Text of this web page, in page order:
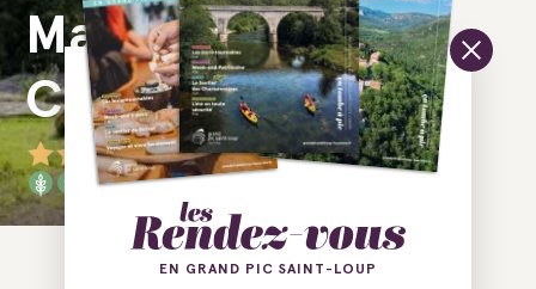
Mazet des
Closades
EN GRAND PIC SAINT-LOUP